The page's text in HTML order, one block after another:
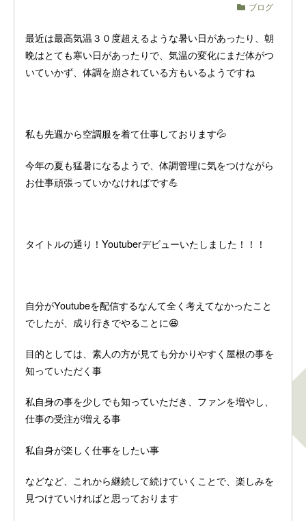
ブログ
最近は最高気温３０度超えるような暑い日があったり、朝
晩はとても寒い日があったりで、気温の変化にまだ体がつ
いていかず、体調を崩されている方もいるようですね
私も先週から空調服を着て仕事しております💦
今年の夏も猛暑になるようで、体調管理に気をつけながら
お仕事頑張っていかなければです💪
タイトルの通り！Youtuberデビューいたしました！！！
自分がYoutubeを配信するなんて全く考えてなかったこと
でしたが、成り行きでやることに😆
目的としては、素人の方が見ても分かりやすく屋根の事を
知っていただく事
私自身の事を少しでも知っていただき、ファンを増やし、
仕事の受注が増える事
私自身が楽しく仕事をしたい事
などなど、これから継続して続けていくことで、楽しみを
見つけていければと思っております